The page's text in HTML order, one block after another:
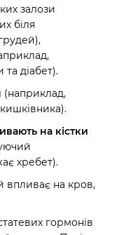
залози
біля
діабет).
(наприклад,
на кістки
хребет).
впливає на кров,
гормонів